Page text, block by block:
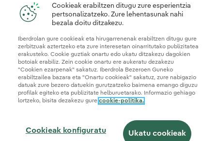
Gure konfiantza-ziurtagiriak
Informazioaren segurtasunaErabilerraztasuna
Nola izan lankidea
Salaketen Kanala
Cookieak erabiltzen ditugu zure esperientzia
pertsonalizatzeko. Zure lehentasunak nahi
bezala doitu ditzakezu.
Iberdrolan gure cookieak eta hirugarrenenak erabiltzen ditugu gure
zerbitzuak aztertzeko eta zure interesetan oinarritutako publizitatea
erakusteko. Cookie guztiak onartu edo ukatu ditzakezu dagokien
botoiak erabiliz. Zein cookie onartu ere aukeratu dezakezu
"Cookien ezarpenak" sakatuz. Iberdrola Bezeroen Guneko
erabiltzailea bazara eta "Onartu cookieak" sakatuz, zure nabigazio
datuak zure bezero datuekin gurutzatzeko baimena emango diguzu
profilak egiteko eta publizitate helburuetarako. Informazio gehiago
lortzeko, bisita dezakezu gure cookie-politika.
Cookieak konfiguratu Ukatu cookieak